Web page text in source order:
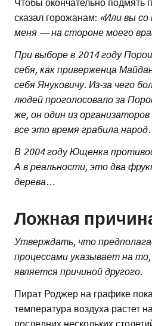
сказал горожанам: «Или вы
меня — на стороне моего
При выборе в 2014 году
себя, как приверженца
себя Януковичу. Из-за чего
людей проголосовало за
же, он один из
все это время грабила
В 2004 году Ющенка
А в реальности, это два
дерева…
Ложная
Утверждать, что
процессами указывает на
является причиной другого.
Пират Роджер на графике
температура воздуха растет
последних нескольких